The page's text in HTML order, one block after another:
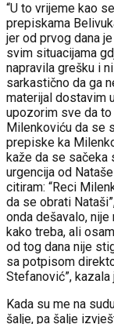
“U to vrijeme kao
prepiskama
jer od prvog dana
svim situacijama
napravila grešku i
sarkastično da ga
materijal dostavim
upozorim sve da to
Milenkoviću da se
prepiske ka
kaže da se sačeka
urgencija od
citiram: “Reci
da se obrati
onda dešavalo,
kako treba, ali
od tog dana nije
sa potpisom
Stefanović”,
Kada su me na
šalje, pa šalje